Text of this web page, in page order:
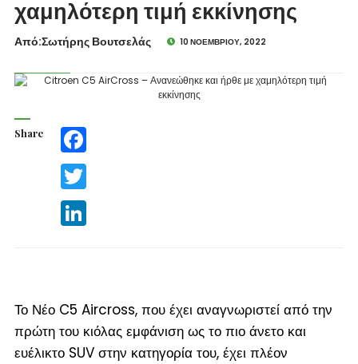
χαμηλότερη τιμή εκκίνησης
Από:Σωτήρης Βουτσελάς 10 ΝΟΕΜΒΡΊΟΥ, 2022
Share Facebook
Twitter
LinkedIn
Το Νέο C5 Aircross, που έχει αναγνωριστεί από την
πρώτη του κιόλας εμφάνιση ως το πιο άνετο και
ευέλικτο SUV στην κατηγορία του, έχει πλέον